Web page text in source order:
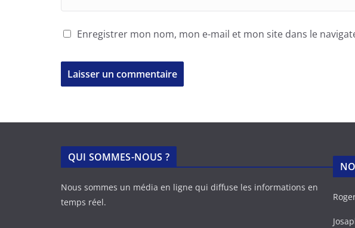
Enregistrer mon nom, mon e-mail et mon site dans le
QUI SOMMES-NOUS ?
Nous sommes un média en ligne qui diffuse les informations en
temps réel.